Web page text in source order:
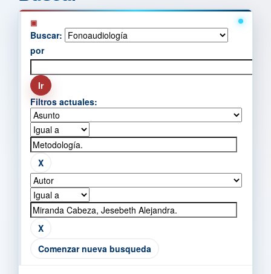
Buscar:
por
Filtros actuales:
Comenzar nueva busqueda